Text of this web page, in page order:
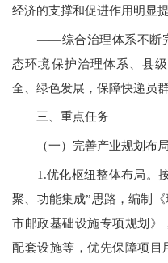
经济的支撑和促进作用明显提
——综合治理体系不断
态环境保护治理体系、县
全、绿色发展，保障快递员
三、重点任务
（一）完善产业规划布局
1.优化枢纽整体布局。
聚、功能集成”思路，编制
市邮政基础设施专项规划》
配套设施等，优先保障项目